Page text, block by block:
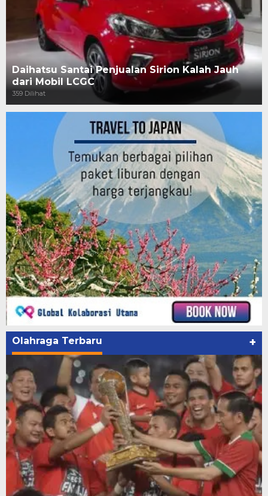
Daihatsu Santai Penjualan Sirion Kalah Jauh
dari Mobil LCGC
359 Dilihat
Olahraga Terbaru +